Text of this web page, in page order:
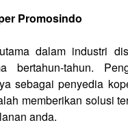
Promosindo
dalam industri
bertahun-tahun.
sebagai penyedia
memberikan solusi
anda.